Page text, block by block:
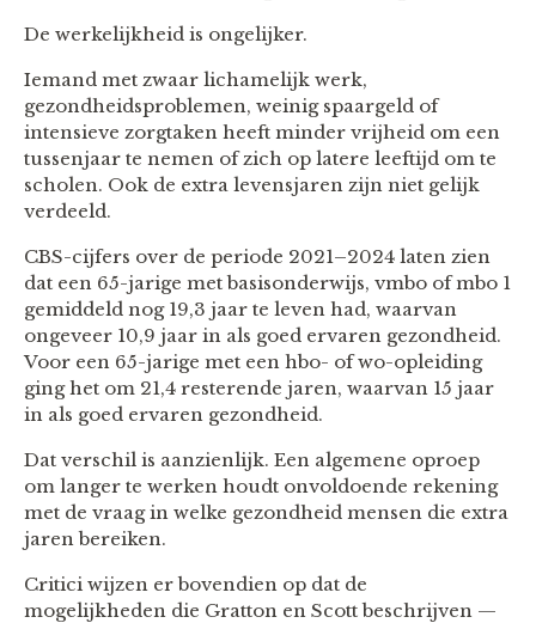
De werkelijkheid is ongelijker.
Iemand met zwaar lichamelijk werk,
gezondheidsproblemen, weinig spaargeld of
intensieve zorgtaken heeft minder vrijheid om een
tussenjaar te nemen of zich op latere leeftijd om te
scholen. Ook de extra levensjaren zijn niet gelijk
verdeeld.
CBS-cijfers over de periode 2021–2024 laten zien
dat een 65-jarige met basisonderwijs, vmbo of mbo 1
gemiddeld nog 19,3 jaar te leven had, waarvan
ongeveer 10,9 jaar in als goed ervaren gezondheid.
Voor een 65-jarige met een hbo- of wo-opleiding
ging het om 21,4 resterende jaren, waarvan 15 jaar
in als goed ervaren gezondheid.
Dat verschil is aanzienlijk. Een algemene oproep
om langer te werken houdt onvoldoende rekening
met de vraag in welke gezondheid mensen die extra
jaren bereiken.
Critici wijzen er bovendien op dat de
mogelijkheden die Gratton en Scott beschrijven —